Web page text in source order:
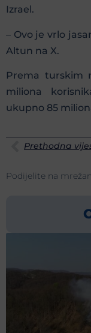
Izrael.
– Ovo je vrlo
Altun na X.
Prema turskim
miliona
ukupno 85
Prethodna
Podijelite na